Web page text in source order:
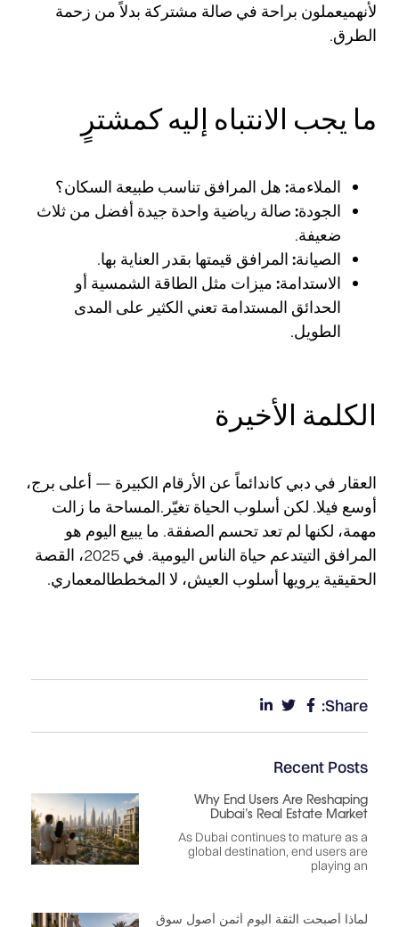
لأنهميعملون براحة في صالة مشتركة بدلاً من زحمة
الطرق.
ما يجب الانتباه إليه كمشترٍ
الملاءمة: هل المرافق تناسب طبيعة السكان؟
الجودة: صالة رياضية واحدة جيدة أفضل من ثلاث
ضعيفة.
الصيانة: المرافق قيمتها بقدر العناية بها.
الاستدامة: ميزات مثل الطاقة الشمسية أو
الحدائق المستدامة تعني الكثير على المدى
الطويل.
الكلمة الأخيرة
العقار في دبي كاندائماً عن الأرقام الكبيرة — أعلى برج،
أوسع فيلا. لكن أسلوب الحياة تغيّر.المساحة ما زالت
مهمة، لكنها لم تعد تحسم الصفقة. ما يبيع اليوم هو
المرافق التيتدعم حياة الناس اليومية. في 2025، القصة
الحقيقية يرويها أسلوب العيش، لا المخططالمعماري.
Share:
Recent Posts
Why End Users Are Reshaping
Dubai’s Real Estate Market
As Dubai continues to mature as a
global destination, end users are
playing an
لماذا أصبحت الثقة اليوم أثمن أصول سوق